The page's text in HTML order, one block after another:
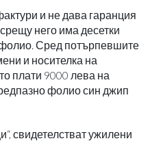
и не дава гаранция
него има десетки
Сред потърпевшите
и носителка на
плати 9000 лева на
фолио син джип
свидетелстват ужилени